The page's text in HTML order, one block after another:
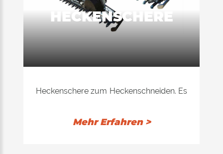
HECKENSCHERE
Heckenschere zum Heckenschneiden. Es
von Minibaggern und bietet eine enorme
Mehr Erfahren >